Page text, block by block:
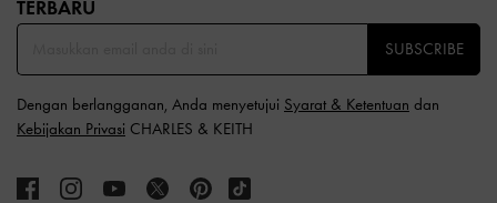
TERBARU​
SUBSCRIBE
Dengan berlangganan, Anda menyetujui Syarat & Ketentuan dan
Kebijakan Privasi CHARLES & KEITH